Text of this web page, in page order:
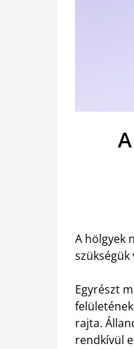
A hölgyek
szükségük
Egyrészt
rajta.
rendkívül